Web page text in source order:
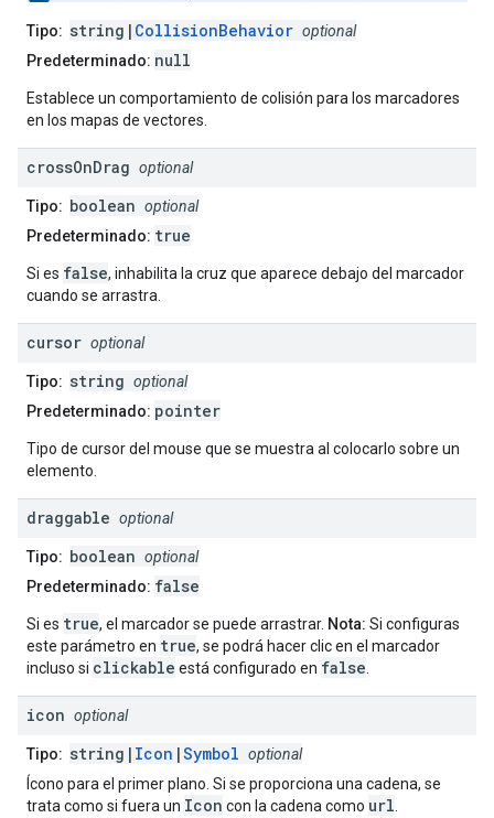
Tipo: string| CollisionBehavior optional
Predeterminado: null
Establece un comportamiento de colisión para los marcadores
en los mapas de vectores.
crossOnDrag optional
Tipo: boolean optional
Predeterminado: true
Si es false, inhabilita la cruz que aparece debajo del marcador
cuando se arrastra.
cursor optional
Tipo: string optional
Predeterminado: pointer
Tipo de cursor del mouse que se muestra al colocarlo sobre un
elemento.
draggable optional
Tipo: boolean optional
Predeterminado: false
Si es true, el marcador se puede arrastrar. Nota: Si configuras
este parámetro en true, se podrá hacer clic en el marcador
incluso si clickable está configurado en false
icon optional
Tipo: string| Icon |Symbol optional
Ícono para el primer plano. Si se proporciona una cadena, se
trata como si fuera un Icon con la cadena como url